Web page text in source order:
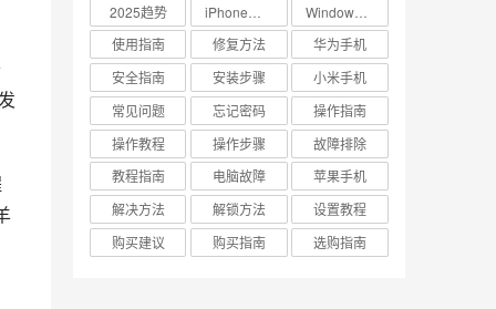
2025趋势
使用指南
修复方法
华为手机
安全指南
安装步骤
小米手机
常见问题
忘记密码
操作指南
操作教程
操作步骤
故障排除
教程指南
电脑故障
苹果手机
解决方法
解锁方法
设置教程
购买建议
购买指南 选购指南